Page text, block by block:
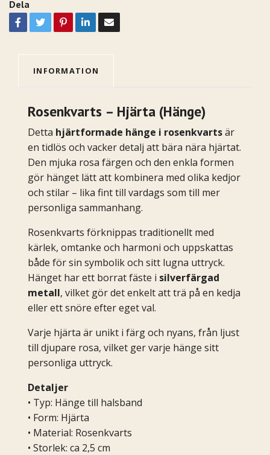
Dela
INFORMATION
Rosenkvarts – Hjärta (Hänge)
Detta hjärtformade hänge i rosenkvartsär
en tidlös och vacker detalj att bära nära hjärtat.
Den mjuka rosa färgen och den enkla formen
gör hänget lätt att kombinera med olika kedjor
och stilar – lika fint till vardags som till mer
personliga sammanhang.
Rosenkvarts förknippas traditionellt med
kärlek, omtanke och harmoni och uppskattas
både för sin symbolik och sitt lugna uttryck.
Hänget har ett borrat fäste i silverfärgad
metall, vilket gör det enkelt att trä på en kedja
eller ett snöre efter eget val.
Varje hjärta är unikt i färg och nyans, från ljust
till djupare rosa, vilket ger varje hänge sitt
personliga uttryck.
Detaljer
• Typ: Hänge till halsband
• Form: Hjärta
• Material: Rosenkvarts
• Storlek: ca 2,5 cm